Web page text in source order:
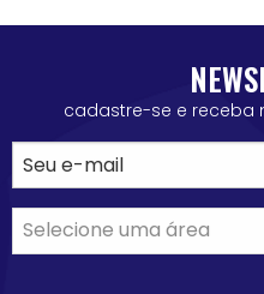
cadastre-se e receba